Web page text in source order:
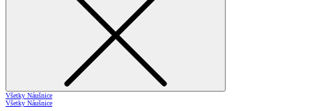
Všetky Náušnice
Všetky Náušnice